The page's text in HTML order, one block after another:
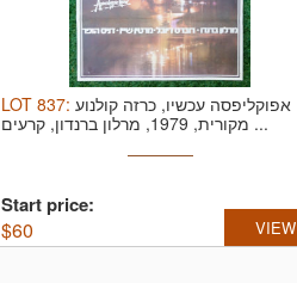
LOT 837: אפוקליפסה עכשיו, כרזה קולנוע
מקורית, 1979, מרלון ברנדון, קרעים ...
Start price:
$60 VIEW